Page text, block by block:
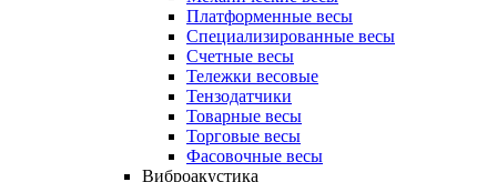
Платформенные весы
Специализированные весы
Счетные весы
Тележки весовые
Тензодатчики
Товарные весы
Торговые весы
Фасовочные весы
Виброакустика